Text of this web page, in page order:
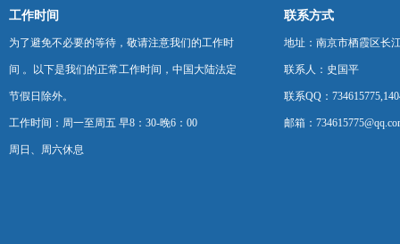
工作时间
为了避免不必要的等待，敬请注意我们的工作时
间 。以下是我们的正常工作时间，中国大陆法定
节假日除外。
工作时间：周一至周五 早8：30-晚6：00
周日、周六休息
联系方式
地址：南京市栖霞区长
联系人：史国平
联系QQ：
邮箱：